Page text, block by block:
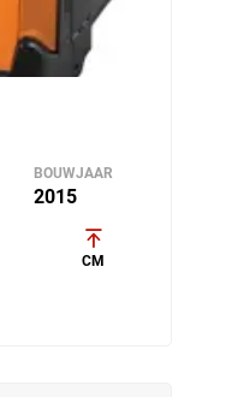
BOUWJAAR
2015
CM